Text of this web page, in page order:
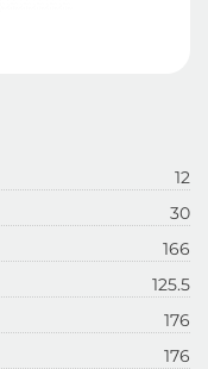
12
30
166
125.5
176
176